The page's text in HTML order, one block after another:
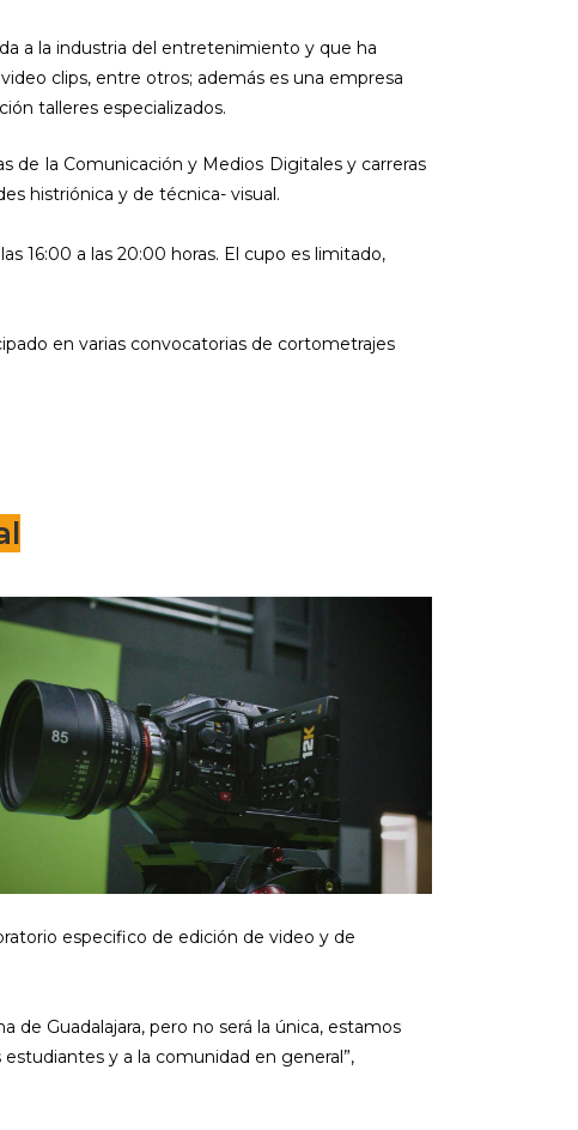
a la industria del entretenimiento y que ha
clips, entre otros; además es una empresa
talleres especializados.
de la Comunicación y Medios Digitales y carreras
histriónica y de técnica- visual.
16:00 a las 20:00 horas. El cupo es limitado,
en varias convocatorias de cortometrajes
especifico de edición de video y de
Guadalajara, pero no será la única, estamos
y a la comunidad en general”,